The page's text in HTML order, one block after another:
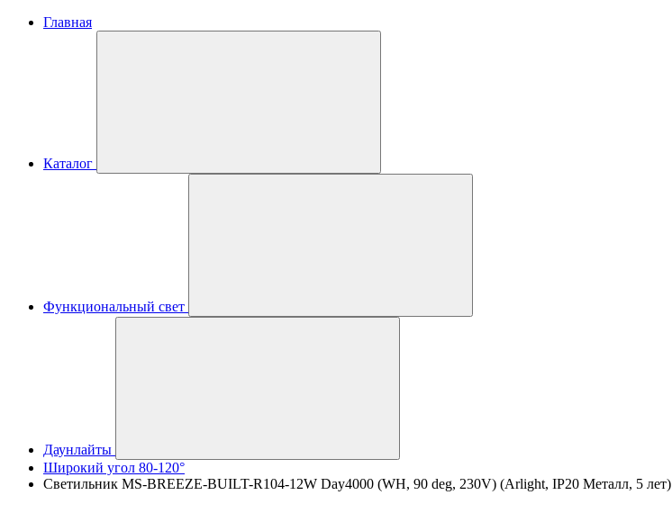
Главная
Каталог
Функциональный свет
Даунлайты
Широкий угол 80-120°
Светильник MS-BREEZE-BUILT-R104-12W Day4000 (WH, 90 deg, 230V) (Arlight, IP20 Металл, 5 лет)